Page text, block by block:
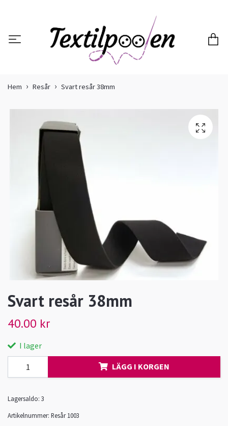
Hem Resår Svart resår 38mm
Svart resår 38mm
40.00 kr
I lager
LÄGG I KORGEN
Lagersaldo: 3
Artikelnummer: Resår 1003